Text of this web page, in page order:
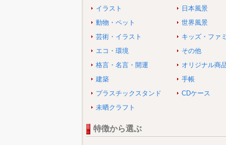
イラスト
日本風景
動物・ペット
世界風景
芸術・イラスト
キッズ・ファ
エコ・環境
その他
格言・名言・開運
オリジナル商
建築
手帳
プラスチックスタンド
CDケース
未晒クラフト
特徴から選ぶ